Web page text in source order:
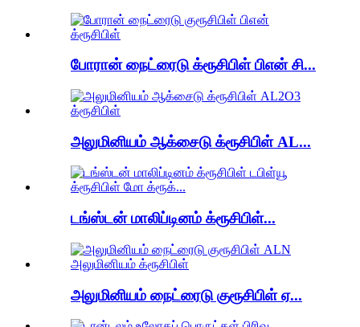
போரான் நைட்ரைடு க்ரூசிபிள் பிஎன் சி...
அலுமினியம் ஆக்சைடு க்ரூசிபிள் AL...
டங்ஸ்டன் மாலிப்டினம் க்ரூசிபிள்...
அலுமினியம் நைட்ரைடு குரூசிபிள் ஏ...